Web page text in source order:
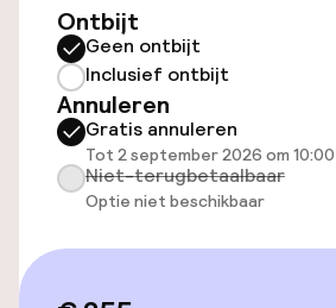
(binnen)
€ 33,00 per dag
Openbaar parkeren
Luchthavenshuttle
Ontbijt
Geen ontbijt
Inclusief ontbijt
Annuleren
Gratis annuleren
Tot 2 september 2026 om 10:00
Niet-terugbetaalbaar
Optie niet beschikbaar